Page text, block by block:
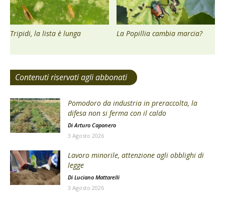
Tripidi, la lista è lunga La Popillia cambia marcia?
Contenuti riservati agli abbonati
Pomodoro da industria in preraccolta, la
difesa non si ferma con il caldo
DiArturo Caponero
3 Agosto 2026
Lavoro minorile, attenzione agli obblighi di
legge
Di Luciano Mattarelli
3 Agosto 2026